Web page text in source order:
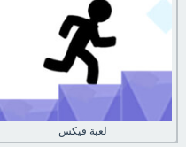
لعبة فيكس